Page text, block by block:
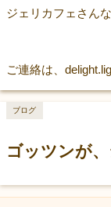
ジェリカフェさん
ご連絡は、
ゴッツンが
ブログ